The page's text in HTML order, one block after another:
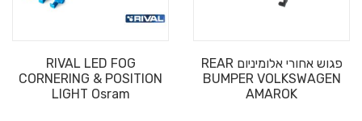
פגוש אחורי אלומיניום REAR
BUMPER VOLKSWAGEN
AMAROK
RIVAL LED FOG
CORNERING & POSITION
LIGHT Osram